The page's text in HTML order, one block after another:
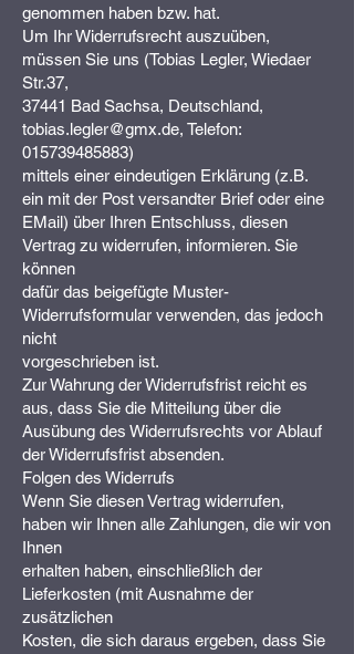
genommen haben bzw. hat.
Um Ihr Widerrufsrecht auszuüben,
müssen Sie uns (Tobias Legler, Wiedaer
Str.37,
37441 Bad Sachsa, Deutschland,
tobias.legler@gmx.de, Telefon:
015739485883)
mittels einer eindeutigen Erklärung (z.B.
ein mit der Post versandter Brief oder eine
EMail) über Ihren Entschluss, diesen
Vertrag zu widerrufen, informieren. Sie
können
dafür das beigefügte Muster-
Widerrufsformular verwenden, das jedoch
nicht
vorgeschrieben ist.
Zur Wahrung der Widerrufsfrist reicht es
aus, dass Sie die Mitteilung über die
Ausübung des Widerrufsrechts vor Ablauf
der Widerrufsfrist absenden.
Folgen des Widerrufs
Wenn Sie diesen Vertrag widerrufen,
haben wir Ihnen alle Zahlungen, die wir von
Ihnen
erhalten haben, einschließlich der
Lieferkosten (mit Ausnahme der
zusätzlichen
Kosten, die sich daraus ergeben, dass Sie